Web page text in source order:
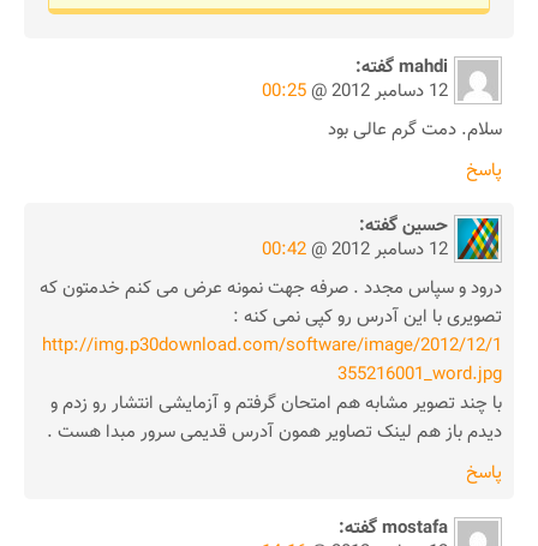
mahdiگفته:
12 دسامبر 2012 @
00:25
سلام. دمت گرم عالی بود
پاسخ
حسینگفته:
12 دسامبر 2012 @
00:42
درود و سپاس مجدد . صرفه جهت نمونه عرض می کنم خدمتون که
تصویری با این آدرس رو کپی نمی کنه :
http://img.p30download.com/software/image/2012/12/1
355216001_word.jpg
با چند تصویر مشابه هم امتحان گرفتم و آزمایشی انتشار رو زدم و
دیدم باز هم لینک تصاویر همون آدرس قدیمی سرور مبدا هست .
پاسخ
mostafaگفته: